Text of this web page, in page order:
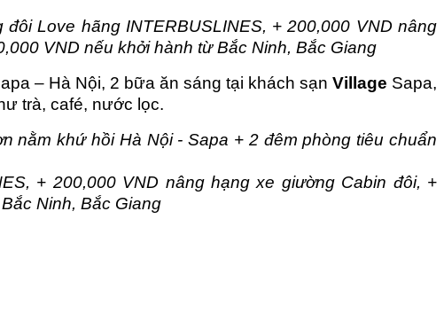
Love hãng INTERBUSLINES, + 200,000 VND nâng
VND nếu khởi hành từ Bắc Ninh, Bắc Giang
– Hà Nội, 2 bữa ăn sáng tại khách sạn Village Sapa,
trà, café, nước lọc.
nằm khứ hồi Hà Nội - Sapa + 2 đêm phòng tiêu chuẩn
+ 200,000 VND nâng hạng xe giường Cabin đôi, +
Ninh, Bắc Giang